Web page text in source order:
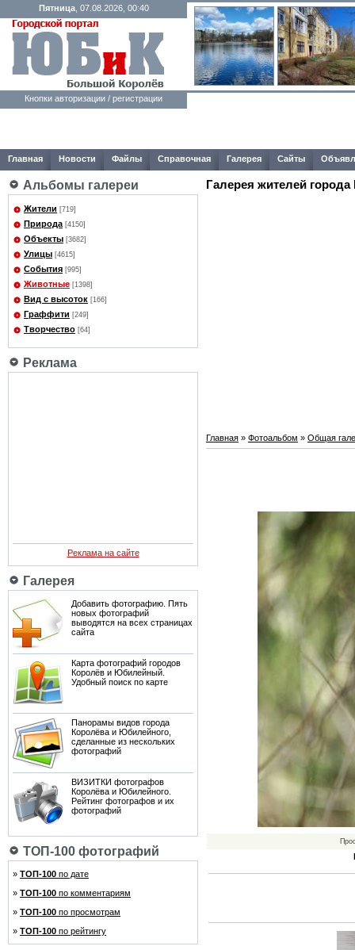
Пятница, 07.08.2026, 00:40
Кнопки авторизации / регистрации
Главная Новости Файлы Справочная Галерея Сайты
Альбомы галереи
Жители [719]
Природа [4150]
Объекты [3682]
Улицы [4615]
События [995]
Животные [1398]
Вид с высоток [166]
Граффити [249]
Творчество [64]
Реклама
Реклама на сайте
Галерея
Добавить фотографию. Пять
новых фотографий
выводятся на всех страницах
сайта
Карта фотографий городов
Королёв и Юбилейный.
Удобный поиск по карте
Панорамы видов города
Королёва и Юбилейного,
сделанные из нескольких
фотографий
ВИЗИТКИ фотографов
Королёва и Юбилейного.
Рейтинг фотографов и их
фотографий
ТОП-100 фотографий
» ТОП-100 по дате
» ТОП-100 по комментариям
» ТОП-100 по просмотрам
» ТОП-100 по рейтингу
Галерея жителей города
Главная » Фотоальбом » Общая